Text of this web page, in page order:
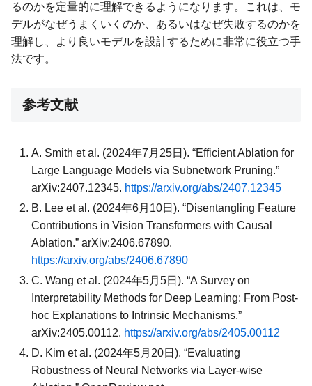
るのかを定量的に理解できるようになります。これは、モ
デルがなぜうまくいくのか、あるいはなぜ失敗するのかを
理解し、より良いモデルを設計するために非常に役立つ手
法です。
参考文献
A. Smith et al. (2024年7月25日). “Efficient Ablation for
Large Language Models via Subnetwork Pruning.”
arXiv:2407.12345. https://arxiv.org/abs/2407.12345
B. Lee et al. (2024年6月10日). “Disentangling Feature
Contributions in Vision Transformers with Causal
Ablation.” arXiv:2406.67890.
https://arxiv.org/abs/2406.67890
C. Wang et al. (2024年5月5日). “A Survey on
Interpretability Methods for Deep Learning: From Post-
hoc Explanations to Intrinsic Mechanisms.”
arXiv:2405.00112. https://arxiv.org/abs/2405.00112
D. Kim et al. (2024年5月20日). “Evaluating
Robustness of Neural Networks via Layer-wise